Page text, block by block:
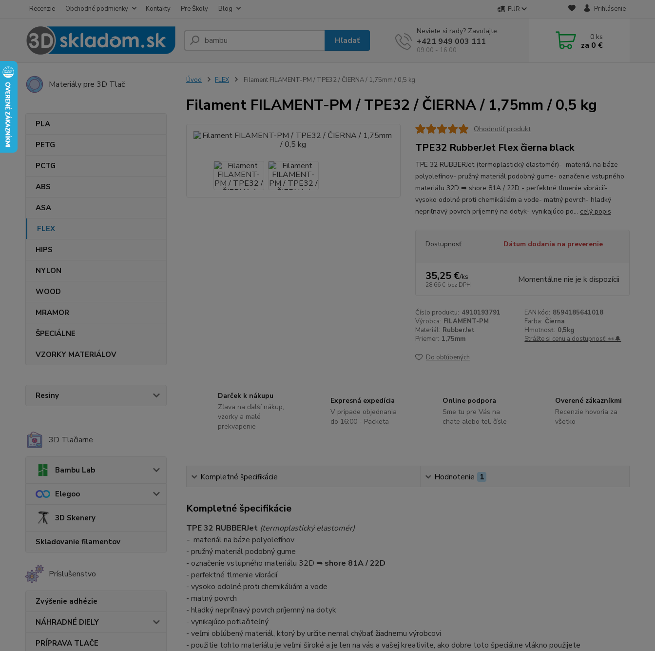
Recenzie Obchodné podmienky Kontakty Pre Školy Blog EUR Prihlásenie
Hľadať
Neviete si rady? Zavolajte.
+421 949 003 111
09:00 - 16:00
0 ks
za 0 €
Materiály pre 3D Tlač
PLA
PETG
PCTG
ABS
ASA
FLEX
HIPS
NYLON
WOOD
MRAMOR
ŠPECIÁLNE
VZORKY MATERIÁLOV
Resiny
3D Tlačiarne
Bambu Lab
Elegoo
3D Skenery
Skladovanie filamentov
Príslušenstvo
Zvýšenie adhézie
NÁHRADNÉ DIELY
PRÍPRAVA TLAČE
Úvod FLEX Filament FILAMENT-PM / TPE32 / ČIERNA / 1,75mm / 0,5 kg
Filament FILAMENT-PM / TPE32 / ČIERNA / 1,75mm / 0,5 kg
Ohodnotiť produkt
TPE32 RubberJet Flex čierna black
TPE 32 RUBBERJet (termoplastický elastomér)- materiál na báze
polyolefínov- pružný materiál podobný gume- označenie vstupného
materiálu 32D ➡ shore 81A / 22D - perfektné tlmenie vibrácií-
vysoko odolné proti chemikáliám a vode- matný povrch- hladký
nepriľnavý povrch príjemný na dotyk- vynikajúco po... celý popis
Dostupnosť Dátum dodania na preverenie
35,25 €/ks
28,66 € bez DPH Momentálne nie je k dispozícii
Číslo produktu: 4910193791 EAN kód: 8594185641018
Výrobca: FILAMENT-PM Farba: Čierna
Materiál: RubberJet Hmotnosť: 0,5kg
Priemer: 1,75mm Strážte si cenu a dostupnosť! 👀🔔
Do obľúbených
Darček k nákupu
Zľava na ďalší nákup,
vzorky a malé
prekvapenie
Expresná expedícia
V prípade objednania
do 16:00 - Packeta
Online podpora
Sme tu pre Vás na
chate alebo tel. čísle
Overené zákazníkmi
Recenzie hovoria za
všetko
Kompletné špecifikácie Hodnotenie 1
Kompletné špecifikácie
TPE 32 RUBBERJet (termoplastický elastomér)
- materiál na báze polyolefínov
- pružný materiál podobný gume
- označenie vstupného materiálu 32D ➡ shore 81A / 22D
- perfektné tlmenie vibrácií
- vysoko odolné proti chemikáliám a vode
- matný povrch
- hladký nepriľnavý povrch príjemný na dotyk
- vynikajúco potlačiteľný
- veľmi obľúbený materiál, ktorý by určite nemal chýbať žiadnemu výrobcovi
- použitie tohto materiálu je veľmi široké a je len na vás a vašej kreativite, ako dobre toto špeciálne vlákno použijete